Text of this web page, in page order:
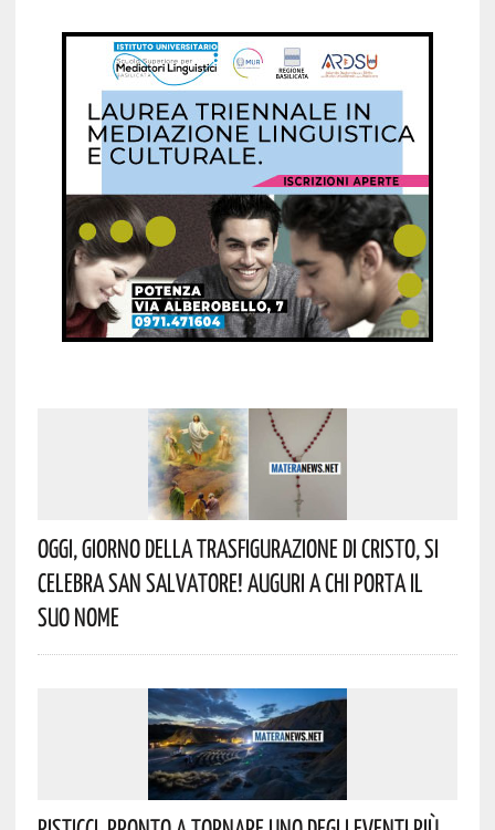
Oggi, Giorno Della Trasfigurazione Di Cristo, Si
Celebra San Salvatore! Auguri A Chi Porta Il
Suo Nome